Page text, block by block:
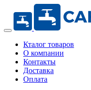
Кталог товаров
О компании
Контакты
Доставка
Оплата